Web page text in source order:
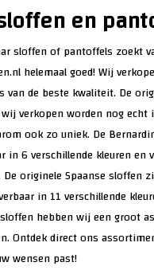
en
sloffen of pantoffels zoekt
helemaal goed! Wij
van de beste kwaliteit. De
verkopen worden nog echt
ook zo uniek. De
in 6 verschillende kleuren en
originele Spaanse sloffen
in 11 verschillende
hebben wij een groot
. Ontdek direct ons
wensen past!